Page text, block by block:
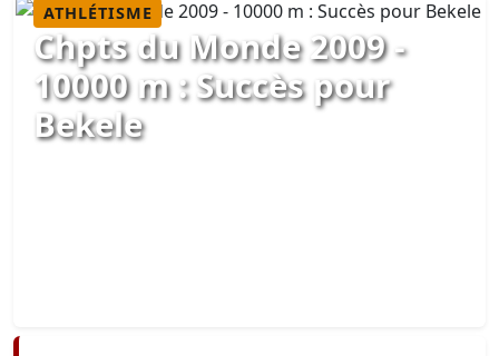
ATHLÉTISME
Chpts du Monde 2009 -
10000 m : Succès pour
Bekele